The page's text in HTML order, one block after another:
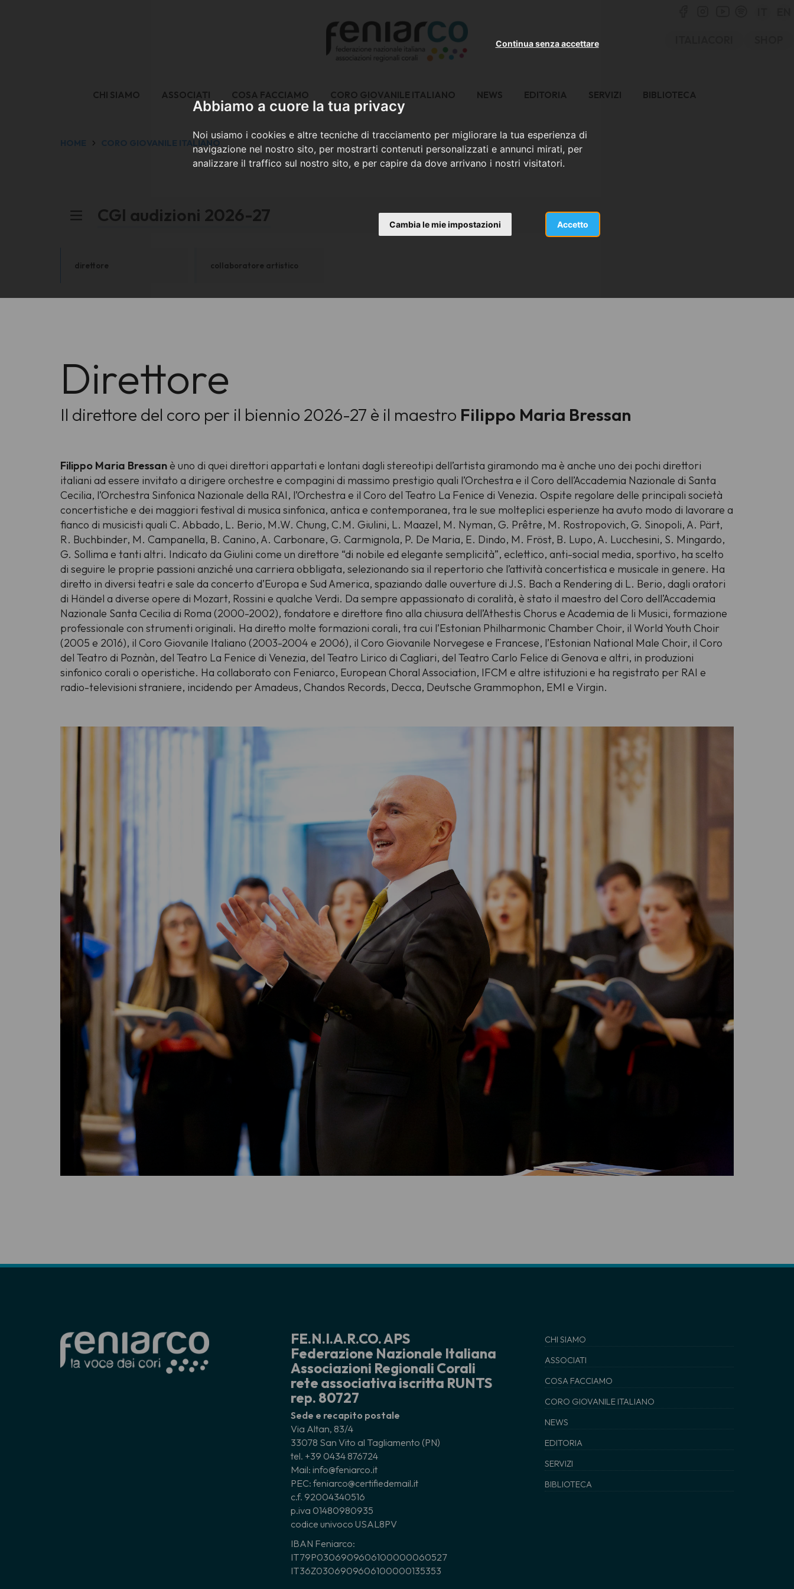
Abbiamo a cuore la tua privacy
Noi usiamo i cookies e altre tecniche di tracciamento per migliorare la tua esperienza di
navigazione nel nostro sito, per mostrarti contenuti personalizzati e annunci mirati, per
analizzare il traffico sul nostro sito, e per capire da dove arrivano i nostri visitatori.
Accetto
Continua senza accettare
Cambia le mie impostazioni
CHI SIAMO ASSOCIATI COSA FACCIAMO CORO GIOVANILE ITALIANO NEWS EDITORIA SERVIZI BIBLIOTECA
HOME CORO GIOVANILE ITALIANO
CGI audizioni 2026-27
direttore collaboratore artistico
Direttore
Il direttore del coro per il biennio 2026-27 è il maestro Filippo Maria Bressan
Filippo Maria Bressanè uno di quei direttori appartati e lontani dagli stereotipi dell’artista giramondo ma è anche uno dei pochi direttori
italiani ad essere invitato a dirigere orchestre e compagini di massimo prestigio quali l’Orchestra e il Coro dell’Accademia Nazionale di Santa
Cecilia, l’Orchestra Sinfonica Nazionale della RAI, l’Orchestra e il Coro del Teatro La Fenice di Venezia. Ospite regolare delle principali società
concertistiche e dei maggiori festival di musica sinfonica, antica e contemporanea, tra le sue molteplici esperienze ha avuto modo di lavorare a
fianco di musicisti quali C. Abbado, L. Berio, M.W. Chung, C.M. Giulini, L. Maazel, M. Nyman, G. Prêtre, M. Rostropovich, G. Sinopoli, A. Pärt,
R. Buchbinder, M. Campanella, B. Canino, A. Carbonare, G. Carmignola, P. De Maria, E. Dindo, M. Fröst, B. Lupo, A. Lucchesini, S. Mingardo,
G. Sollima e tanti altri. Indicato da Giulini come un direttore “di nobile ed elegante semplicità”, eclettico, anti-social media, sportivo, ha scelto
di seguire le proprie passioni anziché una carriera obbligata, selezionando sia il repertorio che l’attività concertistica e musicale in genere. Ha
diretto in diversi teatri e sale da concerto d’Europa e Sud America, spaziando dalle ouverture di J.S. Bach a Rendering di L. Berio, dagli oratori
di Händel a diverse opere di Mozart, Rossini e qualche Verdi. Da sempre appassionato di coralità, è stato il maestro del Coro dell’Accademia
Nazionale Santa Cecilia di Roma (2000-2002), fondatore e direttore fino alla chiusura dell’Athestis Chorus e Academia de li Musici, formazione
professionale con strumenti originali. Ha diretto molte formazioni corali, tra cui l’Estonian Philharmonic Chamber Choir, il World Youth Choir
(2005 e 2016), il Coro Giovanile Italiano (2003-2004 e 2006), il Coro Giovanile Norvegese e Francese, l’Estonian National Male Choir, il Coro
del Teatro di Poznàn, del Teatro La Fenice di Venezia, del Teatro Lirico di Cagliari, del Teatro Carlo Felice di Genova e altri, in produzioni
sinfonico corali o operistiche. Ha collaborato con Feniarco, European Choral Association, IFCM e altre istituzioni e ha registrato per RAI e
radio-televisioni straniere, incidendo per Amadeus, Chandos Records, Decca, Deutsche Grammophon, EMI e Virgin.
FE.N.I.A.R.CO. APS
Federazione Nazionale Italiana
Associazioni Regionali Corali
rete associativa iscritta RUNTS
rep. 80727
Sede e recapito postale
Via Altan, 83/4
33078 San Vito al Tagliamento (PN)
tel. +39 0434 876724
Mail: info@feniarco.it
PEC: feniarco@certifiedemail.it
c.f. 92004340516
p.iva 01480980935
codice univoco USAL8PV
IBAN Feniarco:
IT79P0306909606100000060527
IT36Z0306909606100000135353
CHI SIAMO
ASSOCIATI
COSA FACCIAMO
CORO GIOVANILE ITALIANO
NEWS
EDITORIA
SERVIZI
BIBLIOTECA